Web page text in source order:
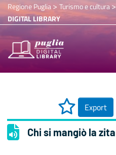
Regione Puglia> Turismo e cultura
DIGITAL LIBRARY
Export
Chi si mangiò la zita